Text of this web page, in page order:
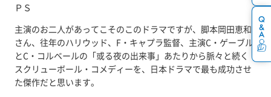
ＰＳ
主演のお二人があってこそのこのドラマですが、脚本岡田恵和
さん、往年のハリウッド、F・キャプラ監督、主演C・ゲーブル
とC・コルベールの「或る夜の出来事」あたりから脈々と続く
スクリューボール・コメディーを、日本ドラマで最も成功させ
た傑作だと思います。